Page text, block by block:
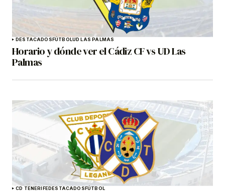
DESTACADOSFÚTBOLUD LAS PALMAS
Horario y dónde ver el Cádiz CF vs UD Las
Palmas
CD TENERIFEDESTACADOSFÚTBOL